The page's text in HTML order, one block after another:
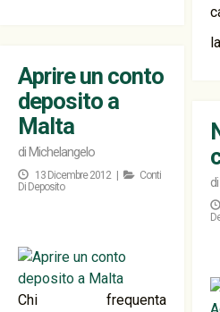
Aprire un conto
deposito a
Malta
di Michelangelo
13 Dicembre 2012 |
Conti
Di Deposito
Chi frequenta
di